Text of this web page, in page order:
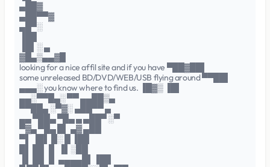
▄██▓
▄██▀▀▓
▄█▀░
▐█▌░ ▄
▓█▄▒▄▄▓█
looking for a nice affil site and if you have ▀██▓██▌
some unreleased BD/DVD/WEB/USB flying around ▀▀██▌
▄▄▄░ you know where to find us. ▐█▓▒ ▐█▌
▄▄░▀▀█▄░ ▀▀ ▄▄██▒▄
▀▀██▄ ░▀▓░ ▄██▀▀ ▄
▄▄ ▀██▄ ▀█▄ ▄ ▄██▀ ░▀
▀▓▄ ▀█▄ █▌ ▄▓ ▄██
▀▌ ▐█▌ █░ █ ▐██
█▌ ██ ▐▌ ▐▌░██
▐▌ ██ ▐▌ ▄▄▄▄█▌▐██